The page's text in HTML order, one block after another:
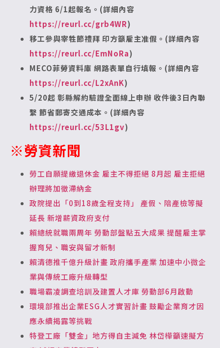
力資格 6/1起報名。(詳細內容
https://reurl.cc/grb4WR)
移工參與宰牲節禮拜 印方籲雇主准假。(詳細內容
https://reurl.cc/EmNoRa)
MECO菲勞資料庫 網路表單自行填報。(詳細內容
https://reurl.cc/L2xAnK)
5/20起 彰縣解約驗證全面線上申辦 收件後3日內聯
繫 節省郵寄交通成本。(詳細內容
https://reurl.cc/53L1gv)
※勞資新聞
勞工自願提繳退休金 雇主不得拒絕 8月起 雇主拒絕
辦理將加徵滯納金
政院提出「0到18歲全程支持」 產假、陪產檢等擬
延長 新增薪資政府支付
賴總統就職兩周年 勞動部盤點五大成果 提醒雇主掌
握育兒、職安與留才新制
賴清德推千億升級計畫 政府攜手產業 加速中小微企
業與傳統工廠升級轉型
職場霸凌調查培訓及建置人才庫 勞動部6月啟動
環境部推出企業ESG人才實習計畫 鼓勵企業育才因
應永續揭露等挑戰
特登工廠「雙金」地方得自主減免 林岱樺籲速擬方